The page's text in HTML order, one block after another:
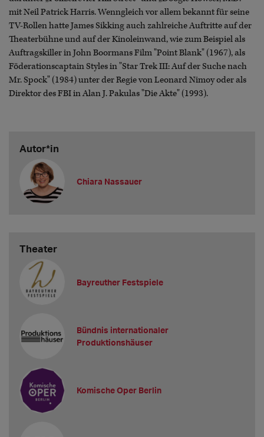
mit Neil Patrick Harris. Wenngleich vor allem bekannt für seine
TV-Rollen hatte James Sikking auch zahlreiche Auftritte auf der
Theaterbühne und auf der Kinoleinwand, wie zum Beispiel als
Auftragskiller in John Boormans Film "Point Blank" (1967), als
Föderationscaptain Styles in "Star Trek III: Auf der Suche nach
Mr. Spock" (1984) unter der Regie von Leonard Nimoy oder als
Direktor des FBI in Alan J. Pakulas "Die Akte" (1993).
Autor*in
Chiara Nassauer
Theater
Bayreuther Festspiele
Bündnis internationaler
Produktionshäuser
Komische Oper Berlin